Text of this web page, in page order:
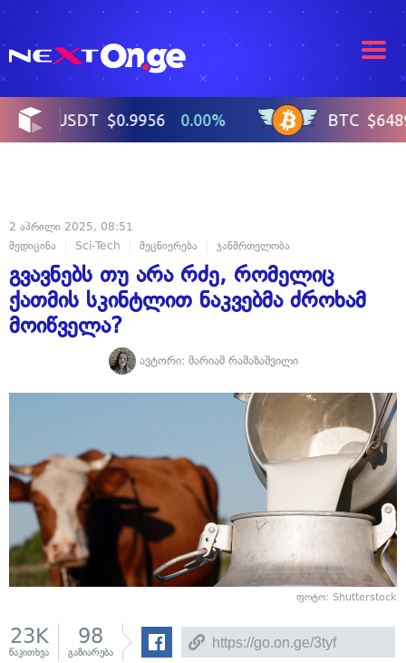
2 აპრილი 2025, 08:51
მედიცინა
Sci-Tech მეცნიერება ჯანმრთელობა
გვავნებს თუ არა რძე, რომელიც
ქათმის სკინტლით ნაკვებმა ძროხამ
მოიწველა?
ავტორი: მარიამ რამაზაშვილი
ფოტო: Shutterstock
23K
წაკითხვა
98
გაზიარება